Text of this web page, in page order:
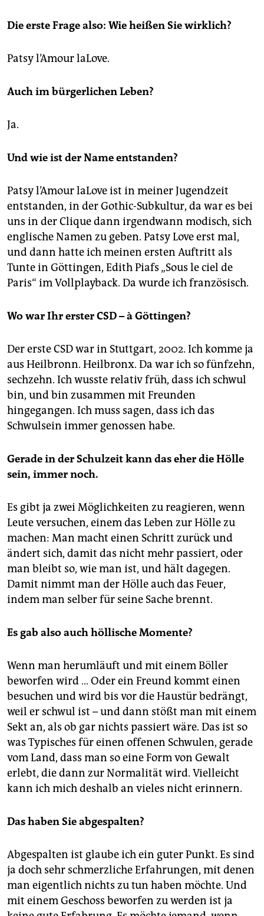
Die erste Frage also: Wie heißen Sie wirklich?
Patsy l’Amour laLove.
Auch im bürgerlichen Leben?
Ja.
Und wie ist der Name entstanden?
Patsy l’Amour laLove ist in meiner Jugendzeit
entstanden, in der Gothic-Subkultur, da war es bei
uns in der Clique dann irgendwann modisch, sich
englische Namen zu geben. Patsy Love erst mal,
und dann hatte ich meinen ersten Auftritt als
Tunte in Göttingen, Edith Piafs „Sous le ciel de
Paris“ im Vollplayback. Da wurde ich französisch.
Wo war Ihr erster CSD – à Göttingen?
Der erste CSD war in Stuttgart, 2002. Ich komme ja
aus Heilbronn. Heilbronx. Da war ich so fünfzehn,
sechzehn. Ich wusste relativ früh, dass ich schwul
bin, und bin zusammen mit Freunden
hingegangen. Ich muss sagen, dass ich das
Schwulsein immer genossen habe.
Gerade in der Schulzeit kann das eher die Hölle
sein, immer noch.
Es gibt ja zwei Möglichkeiten zu reagieren, wenn
Leute versuchen, einem das Leben zur Hölle zu
machen: Man macht einen Schritt zurück und
ändert sich, damit das nicht mehr passiert, oder
man bleibt so, wie man ist, und hält dagegen.
Damit nimmt man der Hölle auch das Feuer,
indem man selber für seine Sache brennt.
Es gab also auch höllische Momente?
Wenn man herumläuft und mit einem Böller
beworfen wird … Oder ein Freund kommt einen
besuchen und wird bis vor die Haustür bedrängt,
weil er schwul ist – und dann stößt man mit einem
Sekt an, als ob gar nichts passiert wäre. Das ist so
was Typisches für einen offenen Schwulen, gerade
vom Land, dass man so eine Form von Gewalt
erlebt, die dann zur Normalität wird. Vielleicht
kann ich mich deshalb an vieles nicht erinnern.
Das haben Sie abgespalten?
Abgespalten ist glaube ich ein guter Punkt. Es sind
ja doch sehr ­schmerzliche Erfahrungen, mit denen
man eigentlich nichts zu tun haben möchte. Und
mit einem Geschoss beworfen zu werden ist ja